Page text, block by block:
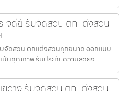
จดีย์ รับจัดสวน ตกแต่งสวน
จัดสวน ตกแต่งสวนทุกขนาด ออกแบบ
น้นคุณภาพ รับประกันความสวยง